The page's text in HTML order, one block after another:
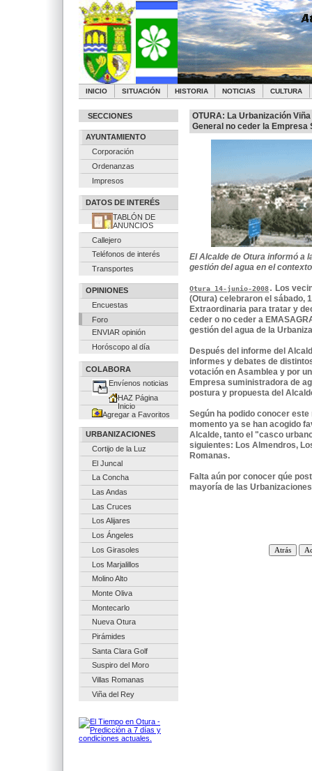
INICIO SITUACIÓN HISTORIA NOTICIAS CULTURA
SECCIONES
AYUNTAMIENTO
Corporación
Ordenanzas
Impresos
DATOS DE INTERÉS
TABLÓN DE
ANUNCIOS
Callejero
Teléfonos de interés
Transportes
OPINIONES
Encuestas
Foro
ENVIAR opinión
Horóscopo al día
COLABORA
Envíenos noticias
HAZ Página
Inicio
Agregar a Favoritos
URBANIZACIONES
Cortijo de la Luz
El Juncal
La Concha
Las Andas
Las Cruces
Los Alijares
Los Ángeles
Los Girasoles
Los Marjalillos
Molino Alto
Monte Oliva
Montecarlo
Nueva Otura
Pirámides
Santa Clara Golf
Suspiro del Moro
Villas Romanas
Viña del Rey
OTURA: La Urbanización
General no ceder la Empresa
El Alcalde de Otura informó a
gestión del agua en el
Otura 14-junio-2008.
Los
(Otura) celebraron el sábado,
Extraordinaria para tratar y
ceder o no ceder a
gestión del agua de la
Después del informe del
informes y debates de
votación en Asamblea y por
Empresa suministradora de
postura y propuesta del
Según ha podido conocer
momento ya se han acogido
Alcalde, tanto el "casco
siguientes: Los Almendros,
Romanas.
Falta aún por conocer qúe
mayoría de las